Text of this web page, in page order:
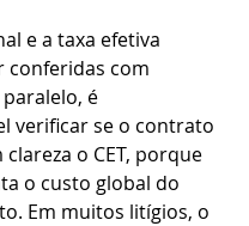
e a taxa efetiva
conferidas com
é
verificar se o contrato
o CET, porque
o custo global do
Em muitos litígios, o